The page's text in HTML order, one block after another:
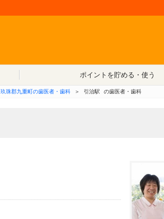
ポイントを貯める・使う
玖珠郡九重町の歯医者・歯科 ＞ 引治駅 の歯医者・歯科